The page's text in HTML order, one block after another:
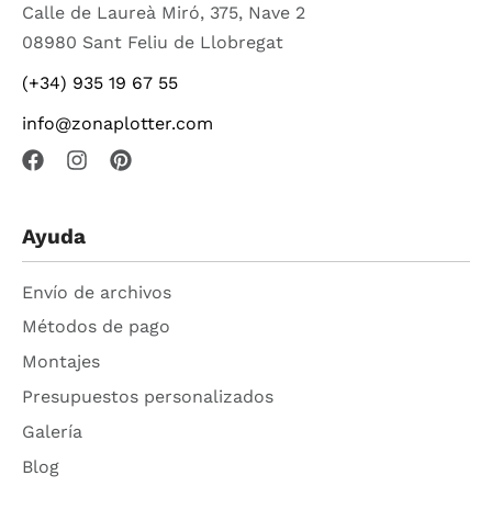
Calle de Laureà Miró, 375, Nave 2
08980 Sant Feliu de Llobregat
(+34) 935 19 67 55
info@zonaplotter.com
Ayuda
Envío de archivos
Métodos de pago
Montajes
Presupuestos personalizados
Galería
Blog